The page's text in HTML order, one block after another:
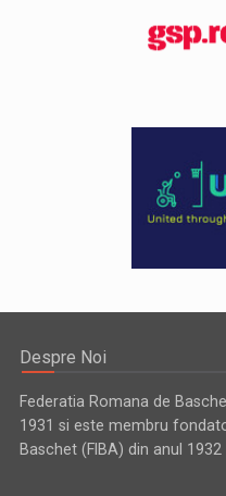
Despre Noi
Federatia Romana de
1931 si este membru
Baschet (FIBA) din anul 1932